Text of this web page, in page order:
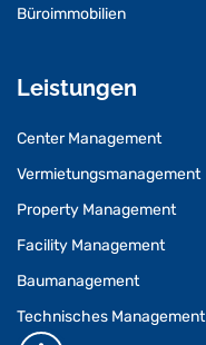
Büroimmobilien
Leistungen
Center Management
Vermietungsmanagement
Property Management
Facility Management
Baumanagement
Technisches Management